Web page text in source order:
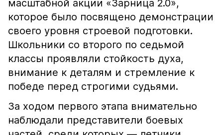
масштабной акции «Зарница 2.0»,
которое было посвящено демонстрации
своего уровня строевой подготовки.
Школьники со второго по седьмой
классы проявляли стойкость духа,
внимание к деталям и стремление к
победе перед строгими судьями.
За ходом первого этапа внимательно
наблюдали представители боевых